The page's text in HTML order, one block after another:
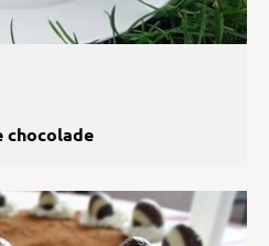
chocolade